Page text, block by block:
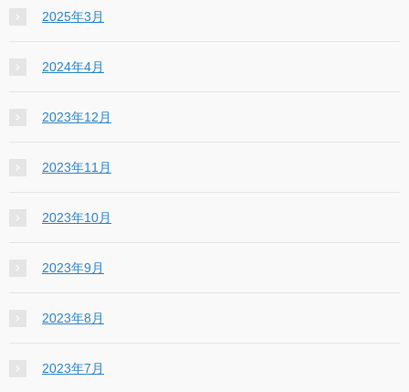
2025年3月
2024年4月
2023年12月
2023年11月
2023年10月
2023年9月
2023年8月
2023年7月